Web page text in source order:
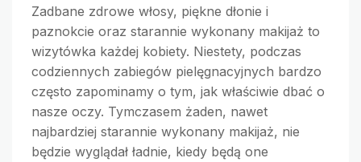
Zadbane zdrowe włosy, piękne dłonie i
paznokcie oraz starannie wykonany makijaż to
wizytówka każdej kobiety. Niestety, podczas
codziennych zabiegów pielęgnacyjnych bardzo
często zapominamy o tym, jak właściwie dbać o
nasze oczy. Tymczasem żaden, nawet
najbardziej starannie wykonany makijaż, nie
będzie wyglądał ładnie, kiedy będą one